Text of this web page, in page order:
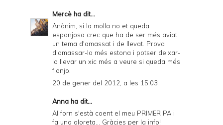
Mercè ha dit...
Anònim, si la molla no et queda
esponjosa crec que ha de ser més aviat
un tema d'amassat i de llevat. Prova
d'amassar-lo més estona i potser deixar-
lo llevar un xic més a veure si queda més
flonjo.
20 de gener del 2012, a les 15:03
Anna ha dit...
Al forn s'està coent el meu PRIMER PA i
fa una oloreta... Gràcies per la info!